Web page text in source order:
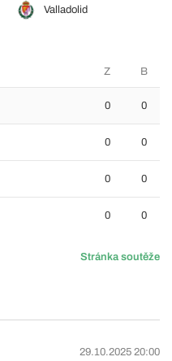
Valladolid
Z B
0 0
0 0
0 0
0 0
Stránka soutěže
29.10.2025 20:00